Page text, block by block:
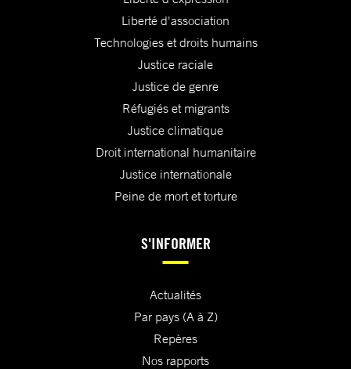
Liberté d'association
Technologies et droits humains
Justice raciale
Justice de genre
Réfugiés et migrants
Justice climatique
Droit international humanitaire
Justice internationale
Peine de mort et torture
S'INFORMER
Actualités
Par pays (A à Z)
Repères
Nos rapports